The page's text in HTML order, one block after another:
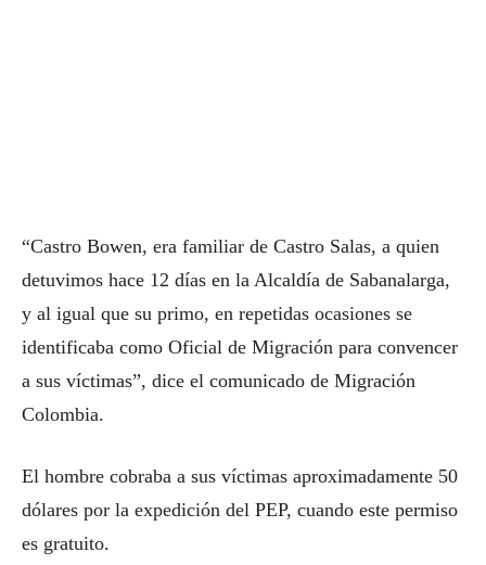
“Castro Bowen, era familiar de Castro Salas, a quien
detuvimos hace 12 días en la Alcaldía de Sabanalarga,
y al igual que su primo, en repetidas ocasiones se
identificaba como Oficial de Migración para convencer
a sus víctimas”, dice el comunicado de Migración
Colombia. ​
El hombre cobraba a sus víctimas aproximadamente 50
dólares por la expedición del PEP, cuando este permiso
es gratuito.